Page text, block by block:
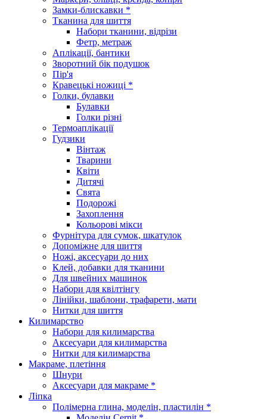
Замки-блискавки *
Тканина для шиття
Набори тканини, відрізи
Фетр, метраж
Аплікації, бантики
Зворотний бік подушок
Пір'я
Кравецькі ножиці *
Голки, булавки
Булавки
Голки різні
Термоаплікації
Гудзики
Вінтаж
Тварини
Квіти
Дитячі
Свята
Подорожі
Захоплення
Кольорові мікси
Фурнітура для сумок, шкатулок
Допоміжне для шиття
Ножі, аксесуари до них
Клей, добавки для тканини
Для швейних машинок
Набори для квілтінгу
Лінійки, шаблони, трафарети, мати
Нитки для шиття
Килимарство
Набори для килимарства
Аксесуари для килимарства
Нитки для килимарства
Макраме, плетіння
Шнури
Аксесуари для макраме *
Ліпка
Полімерна глина, моделін, пластилін *